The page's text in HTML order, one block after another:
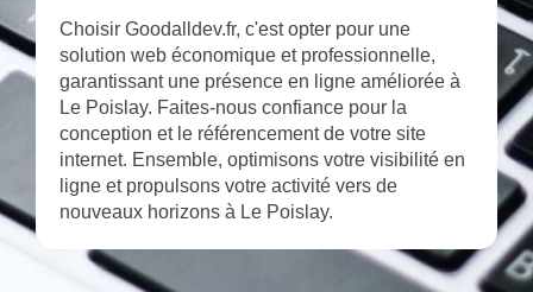
Choisir Goodalldev.fr, c'est opter pour une
solution web économique et professionnelle,
garantissant une présence en ligne améliorée à
Le Poislay. Faites-nous confiance pour la
conception et le référencement de votre site
internet. Ensemble, optimisons votre visibilité en
ligne et propulsons votre activité vers de
nouveaux horizons à Le Poislay.